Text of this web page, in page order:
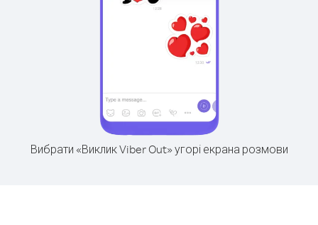
Вибрати «Виклик Viber Out» угорі екрана розмови